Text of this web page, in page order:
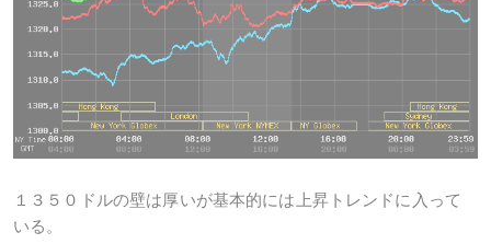
１３５０ドルの壁は厚いが基本的には上昇トレンドに入って
いる。